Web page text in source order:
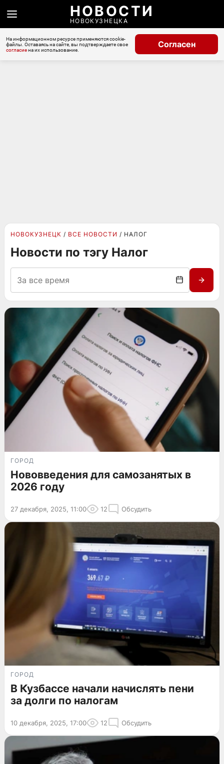
НОВОСТИ
НОВОКУЗНЕЦКА
На информационном ресурсе применяются cookie-
файлы. Оставаясь на сайте, вы подтверждаете свое
согласиена их использование.
Согласен
НОВОКУЗНЕЦК ВСЕ НОВОСТИ НАЛОГ
Новости по тэгу Налог
ГОРОД
Нововведения для самозанятых в
2026 году
27 декабря, 2025, 11:00 12 Обсудить
ГОРОД
В Кузбассе начали начислять пени
за долги по налогам
10 декабря, 2025, 17:00 12 Обсудить